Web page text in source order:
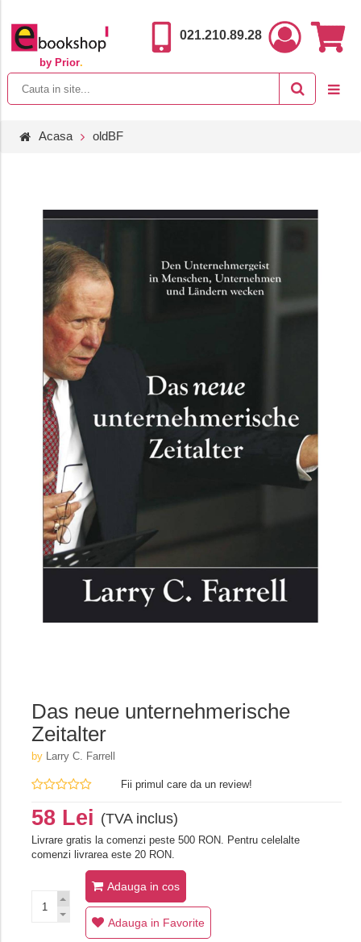
by Prior.
021.210.89.28
Acasa oldBF
Das neue unternehmerische
Zeitalter
by Larry C. Farrell
Fii primul care da un review!
58 Lei (TVA inclus)
Livrare gratis la comenzi peste 500 RON. Pentru celelalte
comenzi livrarea este 20 RON.
Adauga in cos
Adauga in Favorite